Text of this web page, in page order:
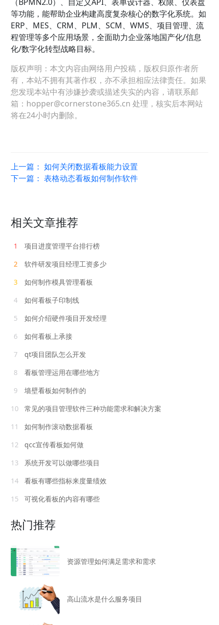
等功能，能帮助企业构建高度复杂核心的数字化系统。如
ERP、MES、CRM、PLM、SCM、WMS、项目管理、流
程管理等多个应用场景，全面助力企业落地国产化/信息
化/数字化转型战略目标。
版权声明：本文内容由网络用户投稿，版权归原作者所
有，本站不拥有其著作权，亦不承担相应法律责任。如果
您发现本站中有涉嫌抄袭或描述失实的内容，请联系邮
箱：hopper@cornerstone365.cn 处理，核实后本网站
将在24小时内删除。
上一篇：如何关闭数据看板能力设置
下一篇：表格动态看板如何制作软件
相关文章推荐
1
项目进度管理平台排行榜
2
软件研发项目经理工资多少
3
如何制作模具管理看板
4
如何看板子印制线
5
如何介绍硬件项目开发经理
6
如何看板上承接
7
qt项目团队怎么开发
8
看板管理运用在哪些地方
9
墙壁看板如何制作的
10
常见的项目管理软件三种功能需求和解决方案
11
如何制作滚动数据看板
12
qcc宣传看板如何做
13
系统开发可以做哪些项目
14
看板有哪些指标来度量绩效
15
可视化看板的内容有哪些
热门推荐
资源管理如何满足需求和需求
高山流水是什么服务项目